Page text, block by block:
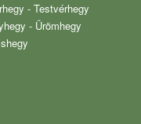
- Testvérhegy
- Ürömhegy